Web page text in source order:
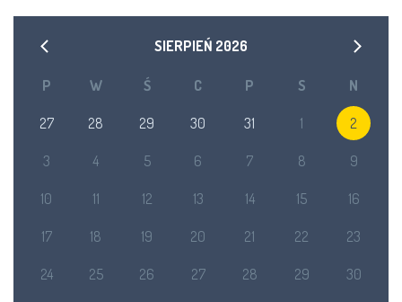
SIERPIEŃ 2026
P W Ś C P S N
27 28 29 30 31 1 2
3 4 5 6 7 8 9
10 11 12 13 14 15 16
17 18 19 20 21 22 23
24 25 26 27 28 29 30